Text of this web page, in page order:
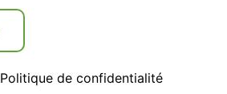
Politique de confidentialité